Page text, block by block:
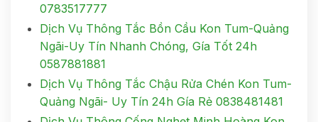
0783517777
Dịch Vụ Thông Tắc Bồn Cầu Kon Tum-Quảng
Ngãi-Uy Tín Nhanh Chóng, Gía Tốt 24h
0587881881
Dịch Vụ Thông Tắc Chậu Rửa Chén Kon Tum-
Quảng Ngãi- Uy Tín 24h Gía Rẻ 0838481481